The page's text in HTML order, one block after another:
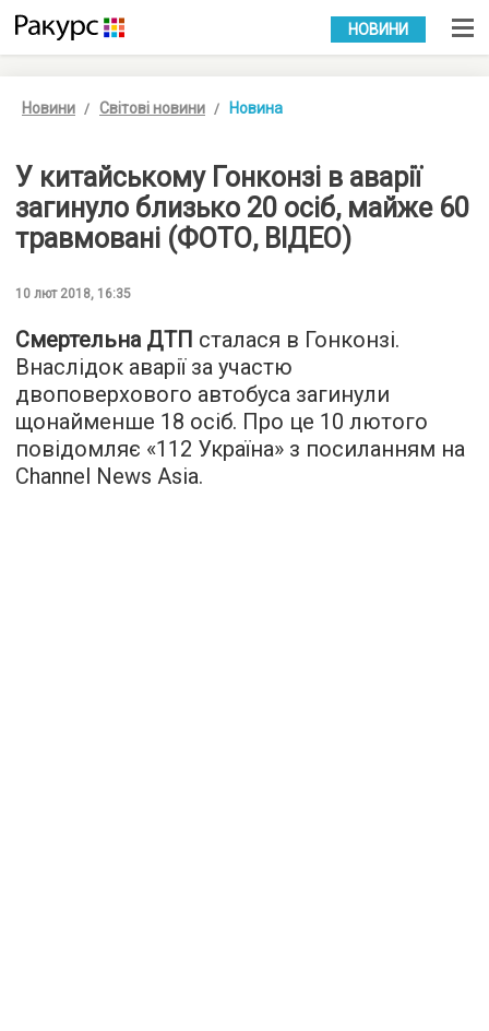
УКР РУС
НОВИНИ
Новини Світові новини Новина
У китайському Гонконзі в аварії
загинуло близько 20 осіб, майже 60
травмовані (ФОТО, ВІДЕО)
10 лют 2018, 16:35
Смертельна ДТП сталася в Гонконзі.
Внаслідок аварії за участю
двоповерхового автобуса загинули
щонайменше 18 осіб. Про це 10 лютого
повідомляє «112 Україна» з посиланням на
Channel News Asia.